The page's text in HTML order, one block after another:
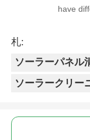
have
札:
ソーラーパネル
ソーラークリー